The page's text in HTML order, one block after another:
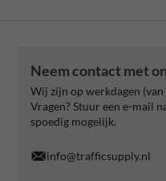
Neem contact met
Wij zijn op werkdagen
Vragen? Stuur een e-mail
spoedig mogelijk.
info@trafficsupply.nl